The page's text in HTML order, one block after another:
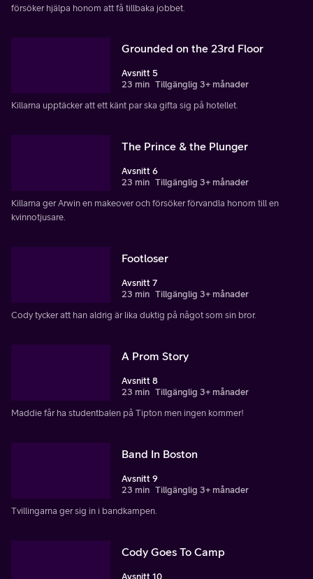
försöker hjälpa honom att få tillbaka jobbet.
Grounded on the 23rd Floor
Avsnitt 5
23 min Tillgänglig 3+ månader
Killarna upptäcker att ett känt par ska gifta sig på hotellet.
The Prince & the Plunger
Avsnitt 6
23 min Tillgänglig 3+ månader
Killarna ger Arwin en makeover och försöker förvandla honom till en
kvinnotjusare.
Footloser
Avsnitt 7
23 min Tillgänglig 3+ månader
Cody tycker att han aldrig är lika duktig på något som sin bror.
A Prom Story
Avsnitt 8
23 min Tillgänglig 3+ månader
Maddie får ha studentbalen på Tipton men ingen kommer!
Band In Boston
Avsnitt 9
23 min Tillgänglig 3+ månader
Tvillingarna ger sig in i bandkampen.
Cody Goes To Camp
Avsnitt 10